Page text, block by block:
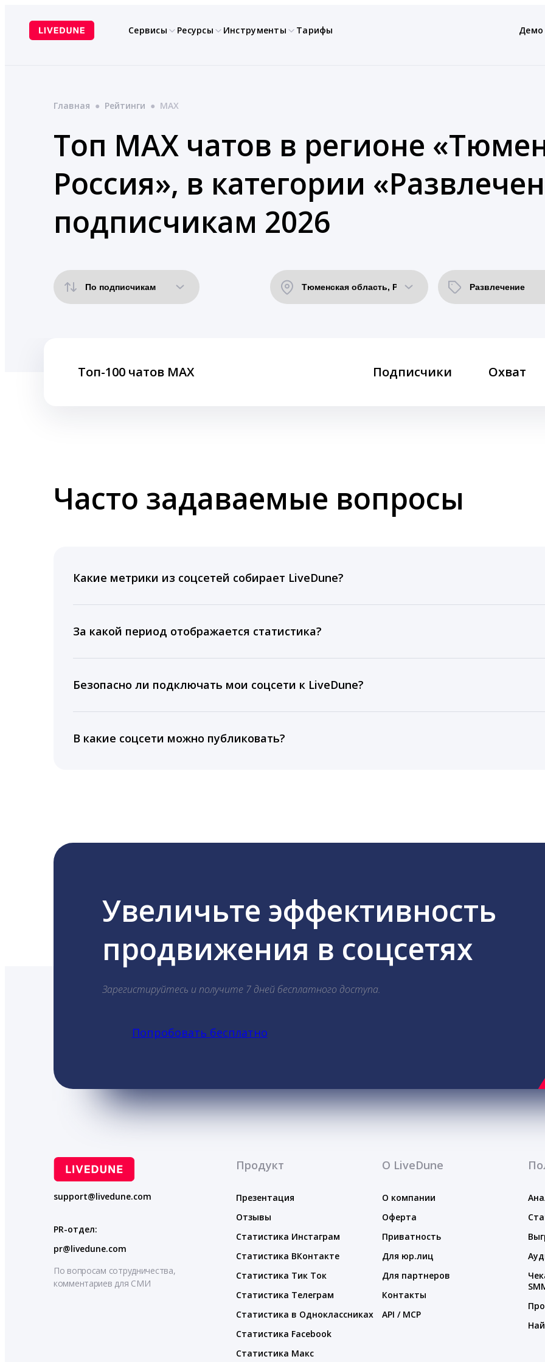
содержимому
Сервисы Ресурсы Инструменты Тарифы Демо
Главная ● Рейтинги ● MAX
Топ MAX чатов в регионе
Россия», в категории
подписчикам 2026
Топ-100 чатов MAX Подписчики Охват
Часто задаваемые вопросы
Какие метрики из соцсетей собирает LiveDune?
время для публикации, показываем лучшие посты и присылаем автоматические отчеты с
За какой период отображается статистика?
подключении тарифа Блогер. При оплате тарифа Бизнес отображаются сведения за 3 года, а
5 лет.
Безопасно ли подключать мои соцсети к LiveDune?
информацию третьим лицам.
В какие соцсети можно публиковать?
Увеличьте эффективность
продвижения в соцсетях
Зарегистируйтесь и получите 7 дней бесплатного доступа.
Попробовать бесплатно
support@livedune.com
PR-отдел:
pr@livedune.com
По вопросам сотрудничества,
комментариев для СМИ
Продукт
Презентация
Отзывы
Статистика Инстаграм
Статистика ВКонтакте
Статистика Тик Ток
Статистика Телеграм
Статистика в Одноклассниках
Статистика Facebook
Статистика Макс
О LiveDune
О компании
Оферта
Приватность
Для юр.лиц
Для партнеров
Контакты
API / MCP